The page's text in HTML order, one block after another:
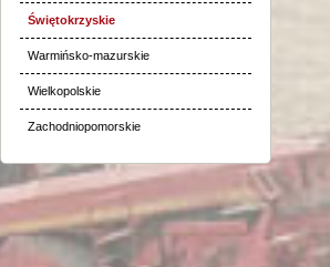
Świętokrzyskie
Warmińsko-mazurskie
Wielkopolskie
Zachodniopomorskie